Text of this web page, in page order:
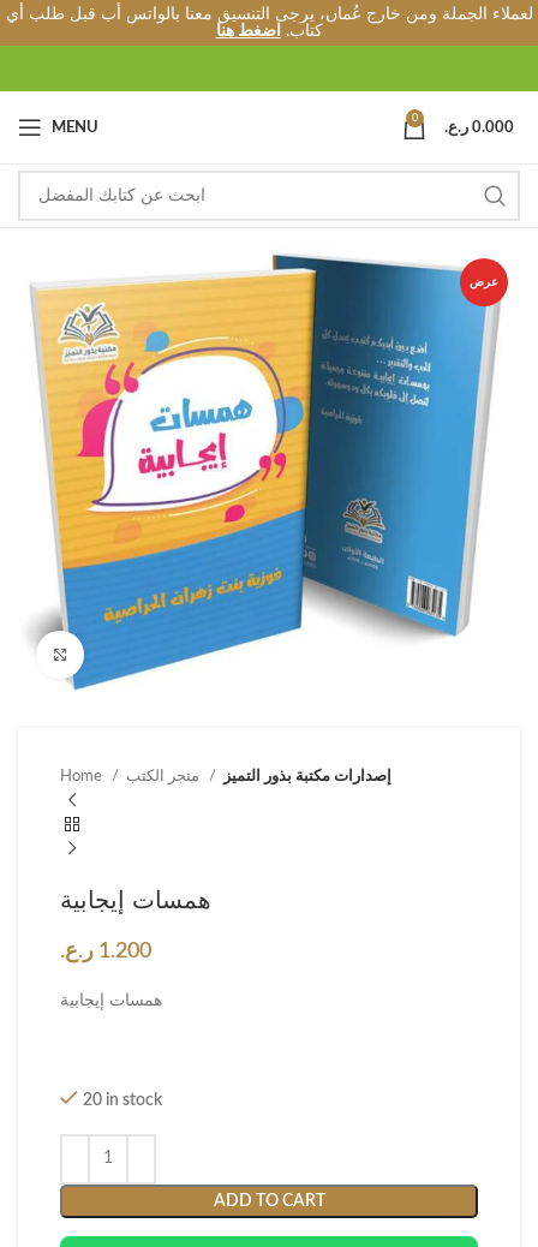
لعملاء الجملة ومن خارج عُمان، يرجى التنسيق معنا بالواتس أب قبل طلب أي
كتاب.
اضغط هنا
MENU
0
0.000 ر.ع.
عرض
Home إصدارات مكتبة بذور التميز
همسات إيجابية
1.200 ر.ع.
همسات إيجابية
20 in stock
ADD TO CART